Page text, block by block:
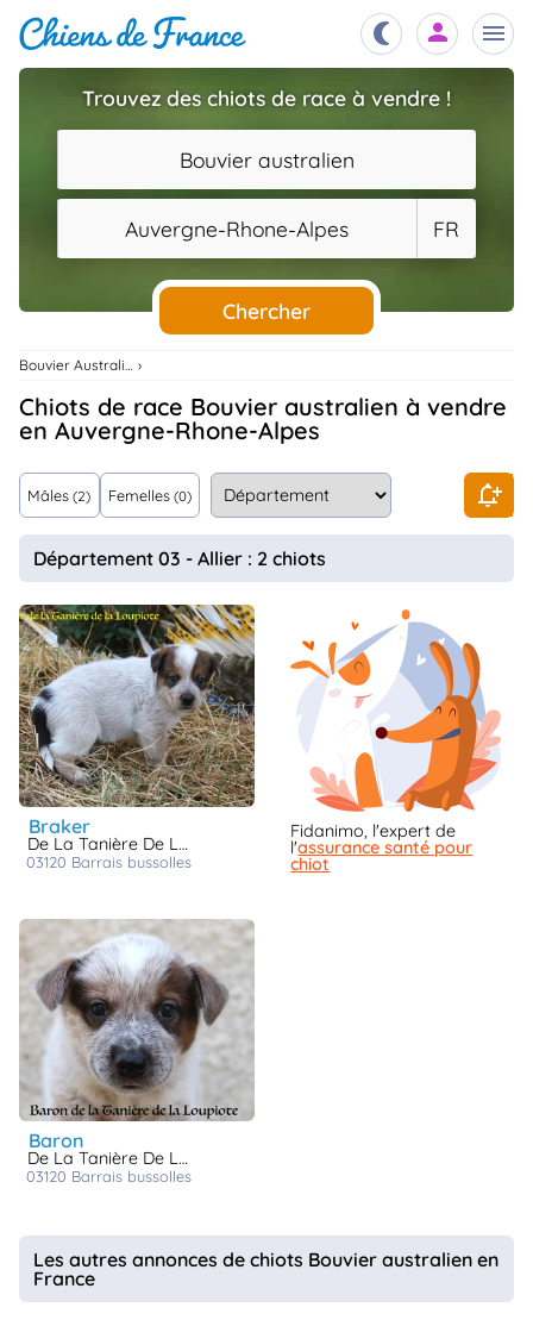
Chiots
Éleveurs
Étalons
Chiens
Services
..
Assurances
Connexion
Trouvez des chiots de race à vendre !
Bouvier australien
Auvergne-Rhone-Alpes FR
Chercher
Bouvier Australien
Chiots de race Bouvier australien à vendre
en Auvergne-Rhone-Alpes
Mâles (2) Femelles (0)
Département 03 - Allier : 2 chiots
braker
De La Tanière De La Loupiote
03120 barrais bussolles
Fidanimo, l'expert de
l'assurance santé pour
chiot
baron
De La Tanière De La Loupiote
03120 barrais bussolles
Les autres annonces de chiots Bouvier australien en
France